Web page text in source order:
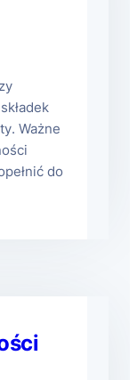
Ważne
do